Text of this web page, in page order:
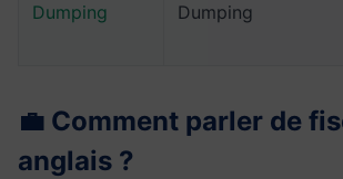
Dumping Dumping
💼 Comment parler de
anglais ?